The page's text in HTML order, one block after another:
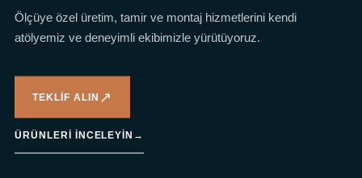
Ölçüye özel üretim, tamir ve montaj hizmetlerini kendi
atölyemiz ve deneyimli ekibimizle yürütüyoruz.
TEKLIF ALIN ↗
ÜRÜNLERI INCELEYIN →